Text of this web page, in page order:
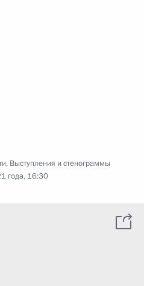
, Выступления и стенограммы
года, 16:30